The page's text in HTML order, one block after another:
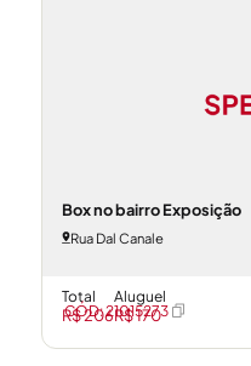
Box no bairro Exposição
Rua Dal Canale
Total
R$ 206
Aluguel
R$ 170
CÓD: 21015273